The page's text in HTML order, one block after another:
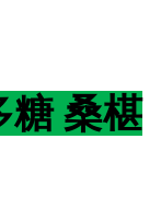
糖 桑椹